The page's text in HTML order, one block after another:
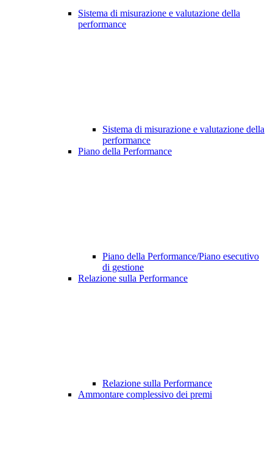
Sistema di misurazione e valutazione della
performance
Sistema di misurazione e valutazione della
performance
Piano della Performance
Piano della Performance/Piano esecutivo
di gestione
Relazione sulla Performance
Relazione sulla Performance
Ammontare complessivo dei premi